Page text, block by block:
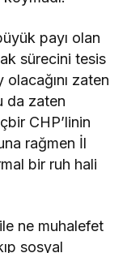
payı olan
sürecini tesis
olacağını zaten
da zaten
CHP’linin
rağmen İl
bir ruh hali
ne muhalefet
sosyal